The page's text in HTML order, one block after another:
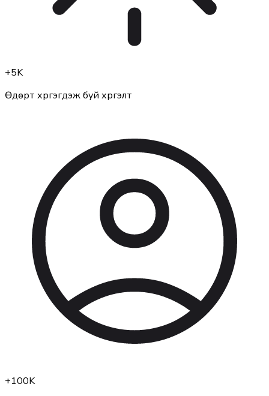
+5K
Өдөрт хүргэгдэж буй хүргэлт
+100K